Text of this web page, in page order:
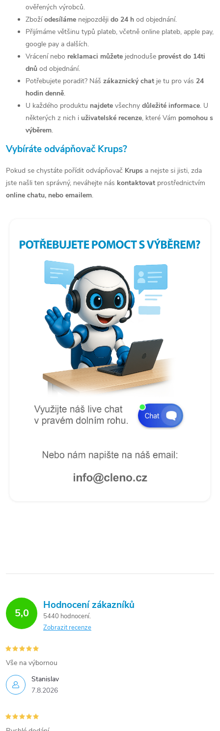
y
v
ý
ověřených výrobců.
Zbožíodesíláme nejpozději do 24 h od objednání.
Přijímáme většinu typů plateb, včetně online plateb, apple pay,
google pay a dalších.
Vrácení nebo reklamaci můžete jednoduše provést do 14ti
dnů od objednání.
Potřebujete poradit? Náš zákaznický chat je tu pro vás 24
hodin denně.
U každého produktu najdete všechny důležité informace. U
některých z nich i uživatelské recenze, které Vám pomohou s
výběrem.
Vybíráte odvápňovač Krups?
Pokud se chystáte pořídit odvápňovač Krups a nejste si jisti, zda
jste našli ten správný, neváhejte nás kontaktovat prostřednictvím
online chatu, nebo emailem.
5,0
Hodnocení zákazníků
5440 hodnocení
Zobrazit recenze
Stanislav
7.8.2026
Vše na výbornou